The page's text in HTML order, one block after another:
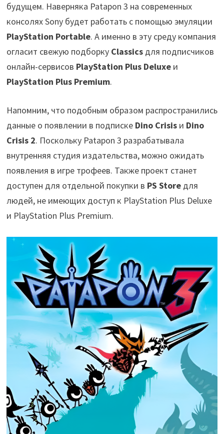
будущем. Наверняка Patapon 3 на современных
консолях Sony будет работать с помощью эмуляции
PlayStation Portable. А именно в эту среду компания
огласит свежую подборку Classicsдля подписчиков
онлайн-сервисов PlayStation Plus Deluxeи
PlayStation Plus Premium.
Напомним, что подобным образом распространились
данные о появлении в подпискеDino Crisisи Dino
Crisis 2. Поскольку Patapon 3 разрабатывала
внутренняя студия издательства, можно ожидать
появления в игре трофеев. Также проект станет
доступен для отдельной покупки в PS Storeдля
людей, не имеющих доступ к PlayStation Plus Deluxe
и PlayStation Plus Premium.